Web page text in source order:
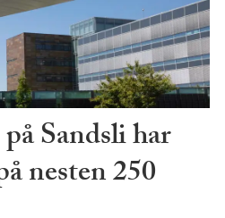
Sandsli har
nesten 250